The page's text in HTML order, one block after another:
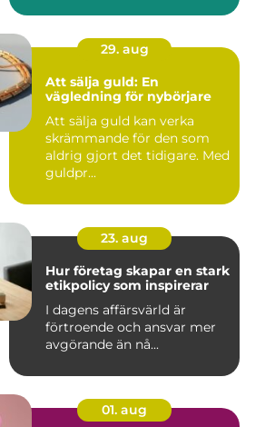
29. aug
Att sälja guld: En
vägledning för nybörjare
Att sälja guld kan verka
skrämmande för den som
aldrig gjort det tidigare. Med
guldpr...
23. aug
Hur företag skapar en stark
etikpolicy som inspirerar
I dagens affärsvärld är
förtroende och ansvar mer
avgörande än nå...
01. aug